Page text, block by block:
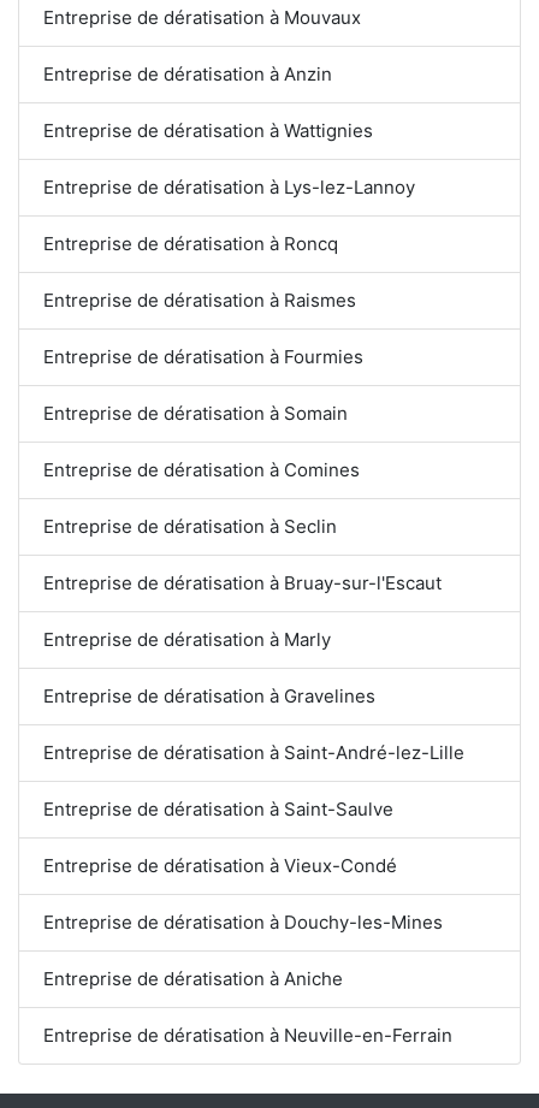
Entreprise de dératisation à Mouvaux
Entreprise de dératisation à Anzin
Entreprise de dératisation à Wattignies
Entreprise de dératisation à Lys-lez-Lannoy
Entreprise de dératisation à Roncq
Entreprise de dératisation à Raismes
Entreprise de dératisation à Fourmies
Entreprise de dératisation à Somain
Entreprise de dératisation à Comines
Entreprise de dératisation à Seclin
Entreprise de dératisation à Bruay-sur-l'Escaut
Entreprise de dératisation à Marly
Entreprise de dératisation à Gravelines
Entreprise de dératisation à Saint-André-lez-Lille
Entreprise de dératisation à Saint-Saulve
Entreprise de dératisation à Vieux-Condé
Entreprise de dératisation à Douchy-les-Mines
Entreprise de dératisation à Aniche
Entreprise de dératisation à Neuville-en-Ferrain